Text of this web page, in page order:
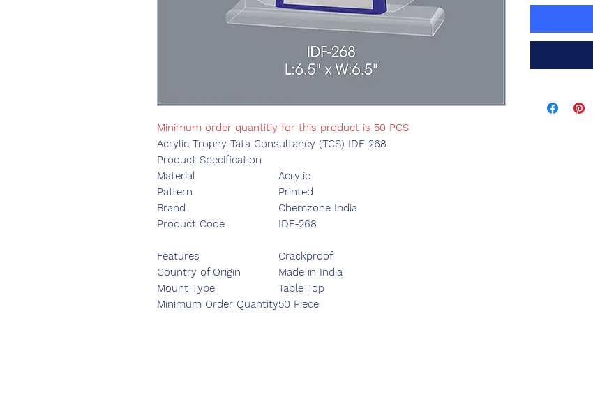
Minimum order quantitiy for this product is 50 PCS
Acrylic Trophy Tata Consultancy (TCS) IDF-268
Product Specification
Material
Acrylic
Pattern
Printed
Brand
Chemzone India
Product Code
IDF-268
Features
Crackproof
Country of Origin
Made in India
Mount Type
Table Top
Minimum Order Quantity50 Piece